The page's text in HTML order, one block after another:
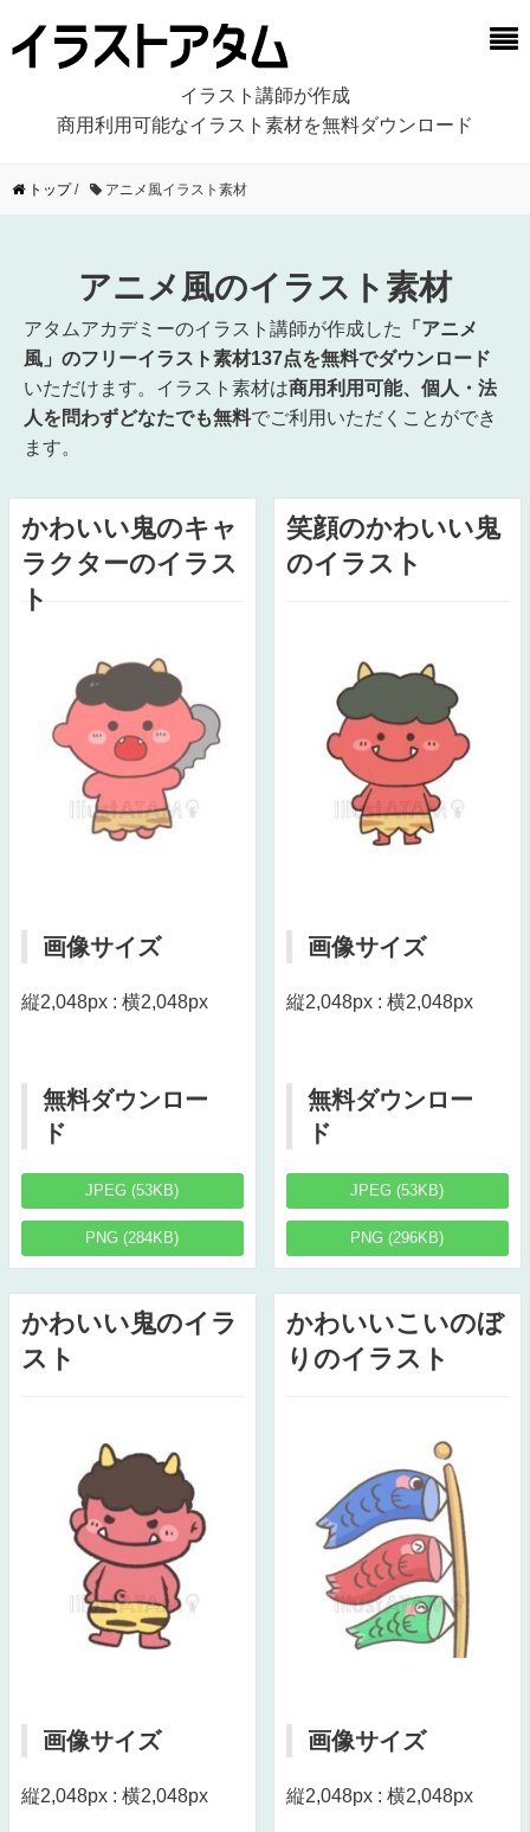
イラスト講師が作成
商用利用可能なイラスト素材を無料ダウンロード
トップ/ アニメ風イラスト素材
アニメ風のイラスト素材
アタムアカデミーのイラスト講師が作成した
「アニメ
風」のフリーイラスト素材137点を無料でダウンロード
いただけます。イラスト素材は商用利用可能、個人・法
人を問わずどなたでも無料でご利用いただくことができ
ます。
かわいい鬼のキャ
ラクターのイラス
ト
画像サイズ
縦2,048px : 横2,048px
無料ダウンロー
ド
JPEG (53KB)
PNG (284KB)
笑顔のかわいい鬼
のイラスト
画像サイズ
縦2,048px : 横2,048px
無料ダウンロー
ド
JPEG (53KB)
PNG (296KB)
かわいい鬼のイラ
スト
画像サイズ
縦2,048px : 横2,048px
かわいいこいのぼ
りのイラスト
画像サイズ
縦2,048px : 横2,048px